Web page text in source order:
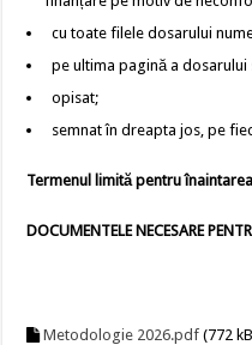
cu toate filele dosarului
pe ultima pagină a dosarului
opisat;
semnat în dreapta jos, pe
Termenul limită pentru
DOCUMENTELE NECESARE
Metodologie 2026.pdf (772